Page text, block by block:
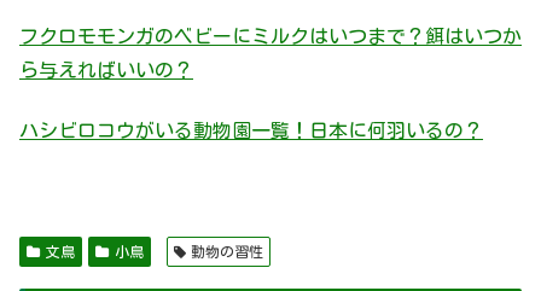
フクロモモンガのベビーにミルクはいつまで？餌はいつか
ら与えればいいの？
ハシビロコウがいる動物園一覧！日本に何羽いるの？
文鳥 小鳥 動物の習性